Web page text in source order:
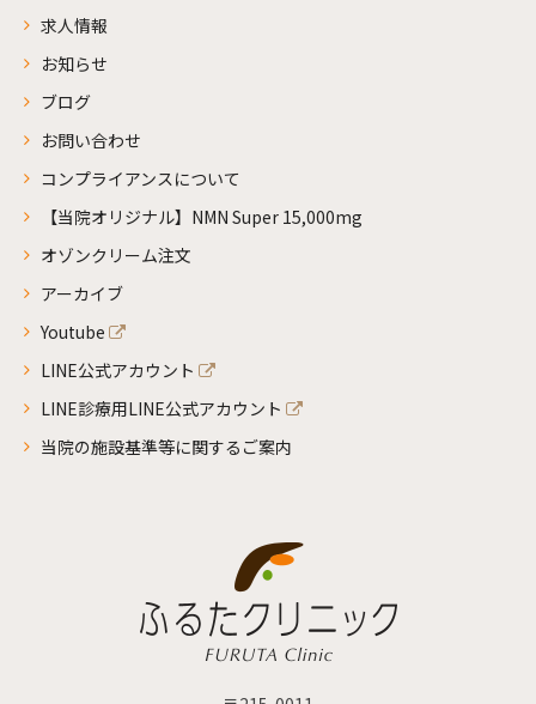
求人情報
お知らせ
ブログ
お問い合わせ
コンプライアンスについて
【当院オリジナル】NMN Super 15,000mg
オゾンクリーム注文
アーカイブ
Youtube
LINE公式アカウント
LINE診療用LINE公式アカウント
当院の施設基準等に関するご案内